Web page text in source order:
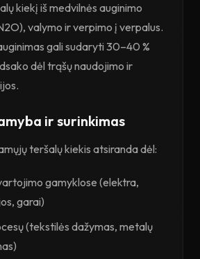
kiekį iš medvilnės auginimo
valymo ir verpimo į verpalus.
gali sudaryti 30–40 %
dėl trąšų naudojimo ir
ir surinkimas
teršalų kiekis atsiranda dėl:
gamyklose (elektra,
garai)
(tekstilės dažymas, metalų